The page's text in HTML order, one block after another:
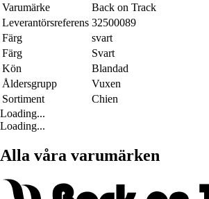
Varumärke
Back on Track
Leverantörsreferens 32500089
Färg
svart
Färg
Svart
Kön
Blandad
Åldersgrupp
Vuxen
Sortiment
Chien
Loading...
Loading...
Alla våra varumärken